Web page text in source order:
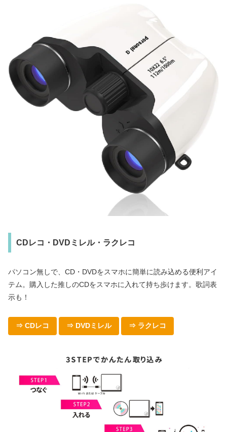
CDレコ・DVDミレル・ラクレコ
パソコン無しで、CD・DVDをスマホに簡単に読み込める便利アイ
テム。購入した推しのCDをスマホに入れて持ち歩けます。歌詞表
示も！
⇒ CDレコ ⇒ DVDミレル ⇒ ラクレコ